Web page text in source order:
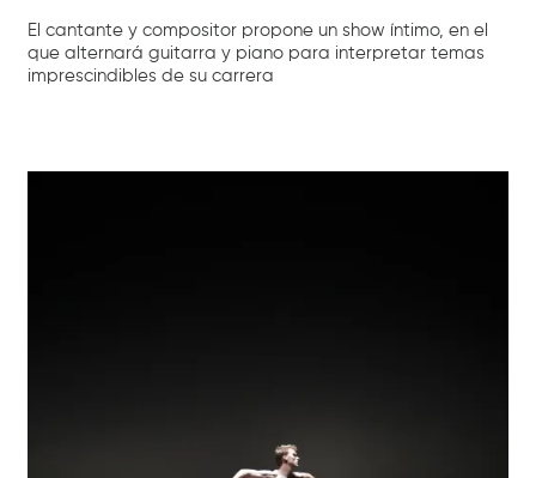
El cantante y compositor propone un show íntimo, en el
que alternará guitarra y piano para interpretar temas
imprescindibles de su carrera